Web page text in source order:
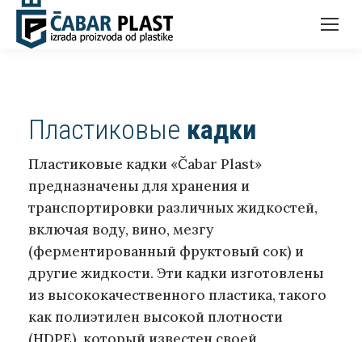
Пластиковые кадки
Пластиковые кадки «Čabar Plast»
предназначены для хранения и
транспортировки различных жидкостей,
включая воду, вино, мезгу
(ферментированный фруктовый сок) и
другие жидкости. Эти кадки изготовлены
из высококачественного пластика, такого
как полиэтилен высокой плотности